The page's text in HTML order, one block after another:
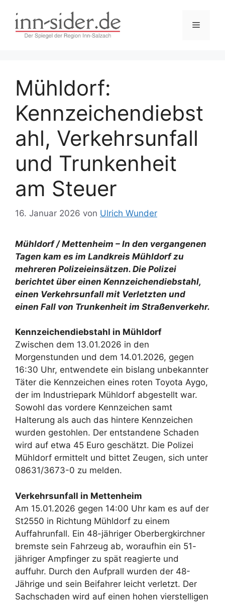
Inhalt
springen
Menü
Mühldorf:
Kennzeichendiebst
ahl, Verkehrsunfall
und Trunkenheit
am Steuer
16. Januar 2026 von Ulrich Wunder
Mühldorf / Mettenheim – In den vergangenen
Tagen kam es im Landkreis Mühldorf zu
mehreren Polizeieinsätzen. Die Polizei
berichtet über einen Kennzeichendiebstahl,
einen Verkehrsunfall mit Verletzten und
einen Fall von Trunkenheit im Straßenverkehr.
Kennzeichendiebstahl in Mühldorf
Zwischen dem 13.01.2026 in den
Morgenstunden und dem 14.01.2026, gegen
16:30 Uhr, entwendete ein bislang unbekannter
Täter die Kennzeichen eines roten Toyota Aygo,
der im Industriepark Mühldorf abgestellt war.
Sowohl das vordere Kennzeichen samt
Halterung als auch das hintere Kennzeichen
wurden gestohlen. Der entstandene Schaden
wird auf etwa 45 Euro geschätzt. Die Polizei
Mühldorf ermittelt und bittet Zeugen, sich unter
08631/3673-0 zu melden.
Verkehrsunfall in Mettenheim
Am 15.01.2026 gegen 14:00 Uhr kam es auf der
St2550 in Richtung Mühldorf zu einem
Auffahrunfall. Ein 48-jähriger Oberbergkirchner
bremste sein Fahrzeug ab, woraufhin ein 51-
jähriger Ampfinger zu spät reagierte und
auffuhr. Durch den Aufprall wurden der 48-
Jährige und sein Beifahrer leicht verletzt. Der
Sachschaden wird auf einen hohen vierstelligen